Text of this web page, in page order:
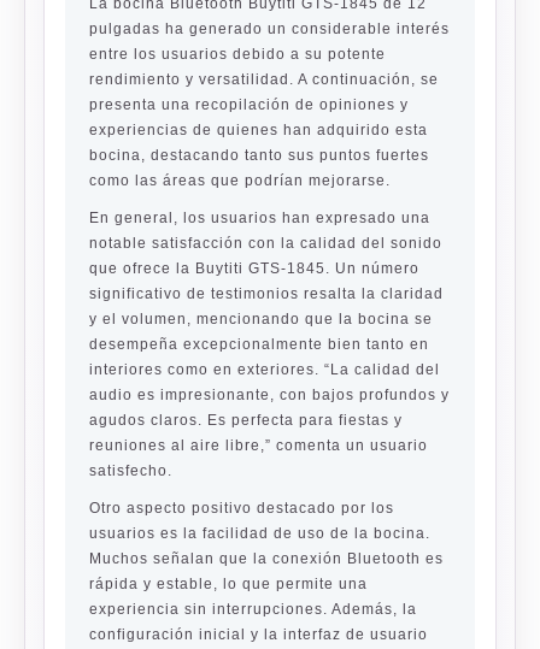
La bocina Bluetooth Buytiti GTS-1845 de 12
pulgadas ha generado un considerable interés
entre los usuarios debido a su potente
rendimiento y versatilidad. A continuación, se
presenta una recopilación de opiniones y
experiencias de quienes han adquirido esta
bocina, destacando tanto sus puntos fuertes
como las áreas que podrían mejorarse.
En general, los usuarios han expresado una
notable satisfacción con la calidad del sonido
que ofrece la Buytiti GTS-1845. Un número
significativo de testimonios resalta la claridad
y el volumen, mencionando que la bocina se
desempeña excepcionalmente bien tanto en
interiores como en exteriores. “La calidad del
audio es impresionante, con bajos profundos y
agudos claros. Es perfecta para fiestas y
reuniones al aire libre,” comenta un usuario
satisfecho.
Otro aspecto positivo destacado por los
usuarios es la facilidad de uso de la bocina.
Muchos señalan que la conexión Bluetooth es
rápida y estable, lo que permite una
experiencia sin interrupciones. Además, la
configuración inicial y la interfaz de usuario